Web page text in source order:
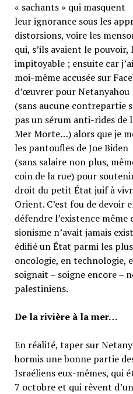
« sachants » qui masquent
leur ignorance sous les
distorsions, voire les
qui, s’ils avaient le
impitoyable ; ensuite car
moi-même accusée sur
d’œuvrer pour Netanyahou
(sans aucune contrepartie
pas un sérum anti-rides de
Mer Morte…) alors que je
les pantoufles de Joe Biden
(sans salaire non plus,
coin de la rue) pour
droit du petit État juif à
Orient. C’est fou de devoir
défendre l’existence même
sionisme n’avait jamais
édifié un État parmi les
oncologie, en technologie,
soignait – soigne encore –
palestiniens.
De la rivière à la mer…
En réalité, taper sur
hormis une bonne partie
Israéliens eux-mêmes, qui
7 octobre et qui rêvent d’un